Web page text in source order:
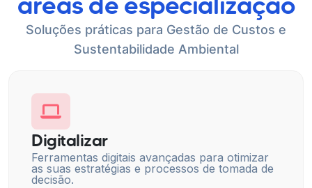
Soluções práticas para Gestão de Custos e
Sustentabilidade Ambiental
Digitalizar
Ferramentas digitais avançadas para otimizar
as suas estratégias e processos de tomada de
decisão.